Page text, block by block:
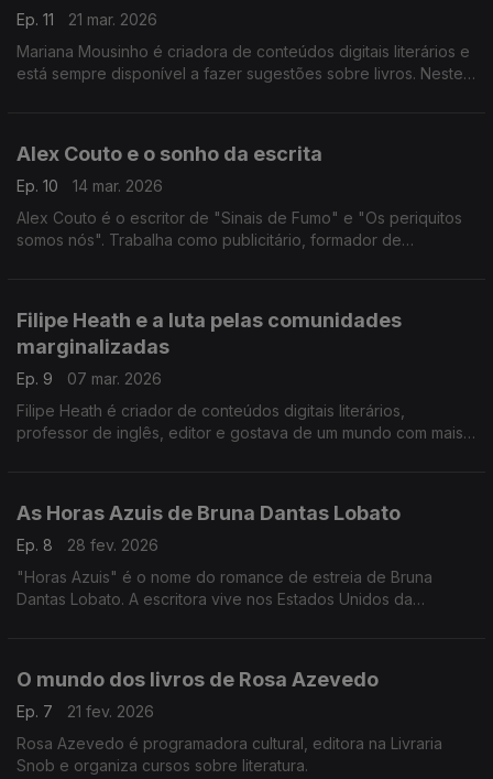
Ep. 11
21 mar. 2026
Mariana Mousinho é criadora de conteúdos digitais literários e
está sempre disponível a fazer sugestões sobre livros. Neste
Alex Couto e o sonho da escrita
Ep. 10
14 mar. 2026
Alex Couto é o escritor de "Sinais de Fumo" e "Os periquitos
somos nós". Trabalha como publicitário, formador de
Filipe Heath e a luta pelas comunidades
marginalizadas
Ep. 9
07 mar. 2026
Filipe Heath é criador de conteúdos digitais literários,
professor de inglês, editor e gostava de um mundo com mais
As Horas Azuis de Bruna Dantas Lobato
Ep. 8
28 fev. 2026
"Horas Azuis" é o nome do romance de estreia de Bruna
Dantas Lobato. A escritora vive nos Estados Unidos da
O mundo dos livros de Rosa Azevedo
Ep. 7
21 fev. 2026
Rosa Azevedo é programadora cultural, editora na Livraria
Snob e organiza cursos sobre literatura.